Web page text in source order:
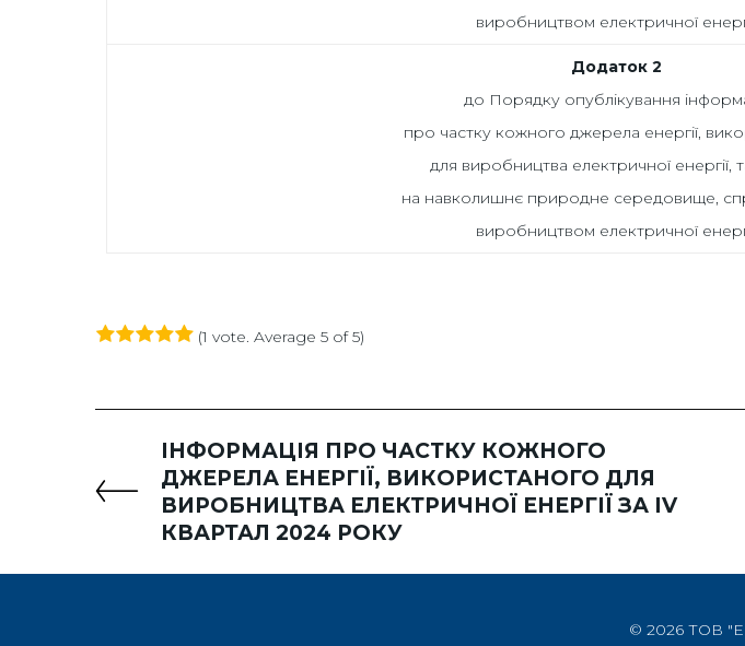
виробництвом електричної
Додаток 2
до Порядку опублікування
про частку кожного джерела енергії,
для виробництва електричної енергії,
на навколишнє природне середовище,
виробництвом електричної
(1 vote. Average 5 of 5)
ІНФОРМАЦІЯ ПРО ЧАСТКУ КОЖНОГО
ДЖЕРЕЛА ЕНЕРГІЇ, ВИКОРИСТАНОГО ДЛЯ
ВИРОБНИЦТВА ЕЛЕКТРИЧНОЇ ЕНЕРГІЇ ЗА ІV
КВАРТАЛ 2024 РОКУ
© 2026 ТОВ